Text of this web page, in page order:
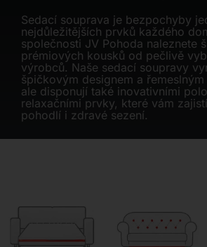
Katalog
Značky
Outlet
Sedací souprava je bezpochyby
nejdůležitějších prvků každého
společnosti JV Pohoda naleznete
prémiových kousků od pečlivě
výrobců. Naše sedací soupravy
špičkovým designem a
ale disponují také inovativními
relaxačními prvky, které vám
pohodlí i zdravé sezení.